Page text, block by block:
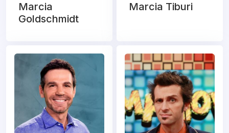
Marcia
Goldschmidt
Marcia Tiburi